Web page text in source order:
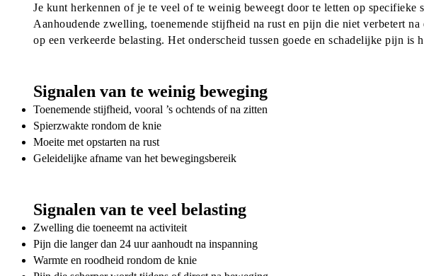
Je kunt herkennen of je te veel of te weinig beweegt door te letten op specifieke
Aanhoudende zwelling, toenemende stijfheid na rust en pijn die niet verbetert na
op een verkeerde belasting. Het onderscheid tussen goede en schadelijke pijn is
Signalen van te weinig beweging
Toenemende stijfheid, vooral ’s ochtends of na zitten
Spierzwakte rondom de knie
Moeite met opstarten na rust
Geleidelijke afname van het bewegingsbereik
Signalen van te veel belasting
Zwelling die toeneemt na activiteit
Pijn die langer dan 24 uur aanhoudt na inspanning
Warmte en roodheid rondom de knie